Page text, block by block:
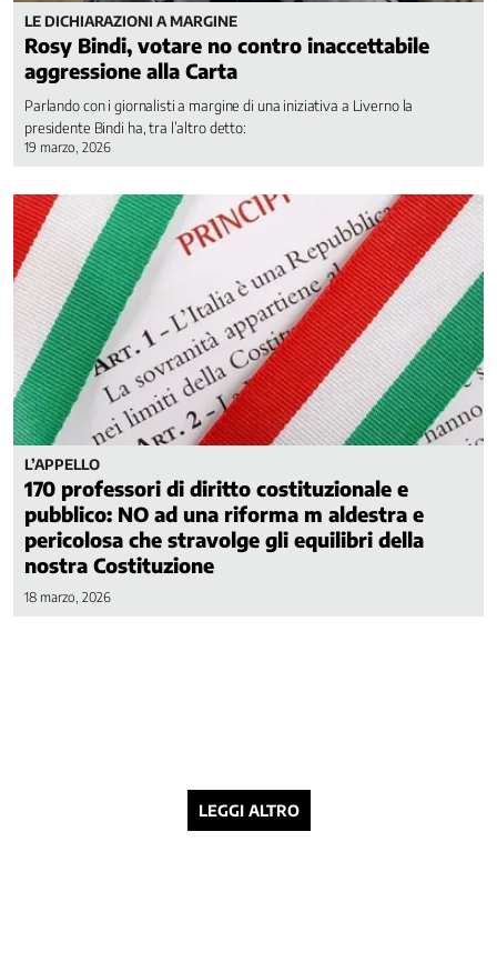
LE DICHIARAZIONI A MARGINE
Rosy Bindi, votare no contro inaccettabile
aggressione alla Carta
Parlando con i giornalisti a margine di una iniziativa a Liverno la
presidente Bindi ha, tra l’altro detto:
19 marzo, 2026
L’APPELLO
170 professori di diritto costituzionale e
pubblico: NO ad una riforma m aldestra e
pericolosa che stravolge gli equilibri della
nostra Costituzione
18 marzo, 2026
LEGGI ALTRO